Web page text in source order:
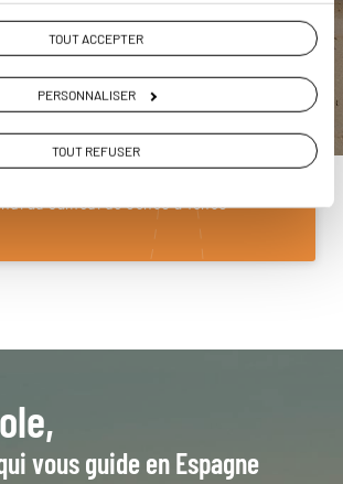
TOUT ACCEPTER
PERSONNALISER
TOUT REFUSER
DEMANDER UN DEVIS
voyage avec un spécialiste Espagne
85 08 10 48
au samedi de 09h30 à 18h30
vous guide en Espagne